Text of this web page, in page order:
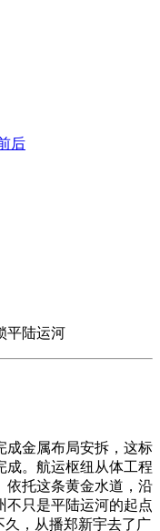
后
平陆运河
金属布局安拆，这标
成。航运枢纽从体工程
依托这条黄金水道，沿
不只是平陆运河的起点
久，从播郑新宇去了广